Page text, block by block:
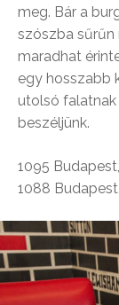
meg. Bár a
szószba
maradhat
egy hosszabb
utolsó
beszéljünk.
1095
1088